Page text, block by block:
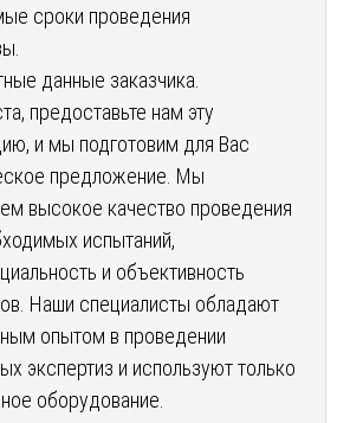
сроки проведения
данные заказчика.
предоставьте нам эту
и мы подготовим для Вас
предложение. Мы
высокое качество проведения
испытаний,
и объективность
Наши специалисты обладают
опытом в проведении
экспертиз и используют только
оборудование.